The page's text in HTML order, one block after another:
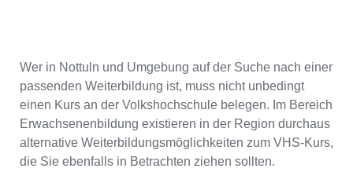
Wer in Nottuln und Umgebung auf der Suche nach einer
passenden Weiterbildung ist, muss nicht unbedingt
einen Kurs an der Volkshochschule belegen. Im Bereich
Erwachsenenbildung existieren in der Region durchaus
alternative Weiterbildungsmöglichkeiten zum VHS-Kurs,
die Sie ebenfalls in Betrachten ziehen sollten.